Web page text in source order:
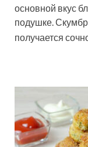
основной вкус
подушке.
получается